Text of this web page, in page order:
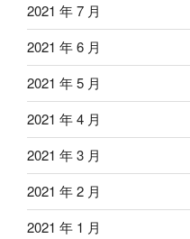
2021 年 7 月
2021 年 6 月
2021 年 5 月
2021 年 4 月
2021 年 3 月
2021 年 2 月
2021 年 1 月